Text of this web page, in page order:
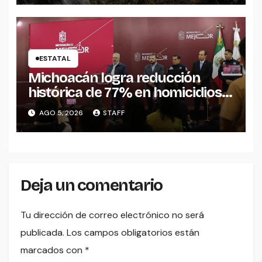
ESTATAL
Michoacán logra reducción
histórica de 77% en homicidios
respecto al punto más alto en
2021
AGO 5, 2026 STAFF
Deja un comentario
Tu dirección de correo electrónico no será
publicada. Los campos obligatorios están
marcados con *